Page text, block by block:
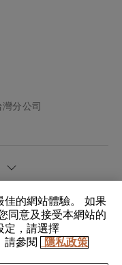
分公司
佳的網站體驗。 如果
同意及接受本網站的
定，請選擇
請參閱
隱私政策